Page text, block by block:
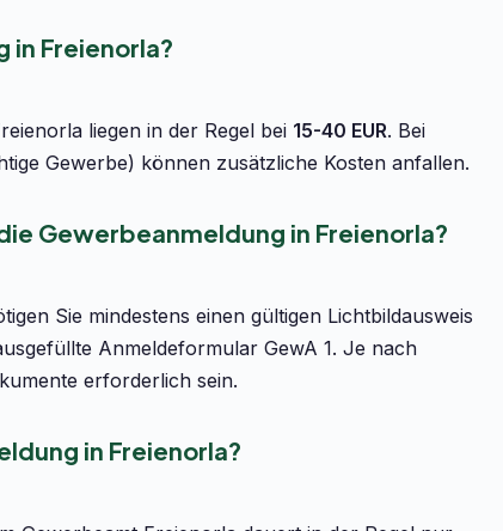
in Freienorla?
liegen in der Regel bei 15-40 EUR. Bei
Gewerbe) können zusätzliche Kosten anfallen.
Gewerbeanmeldung in Freienorla?
Sie mindestens einen gültigen Lichtbildausweis
Anmeldeformular GewA 1. Je nach
erforderlich sein.
in Freienorla?